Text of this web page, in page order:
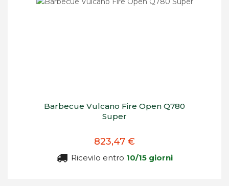
Barbecue Vulcano Fire Open Q780
Super
823,47 €
Ricevilo entro 10/15 giorni